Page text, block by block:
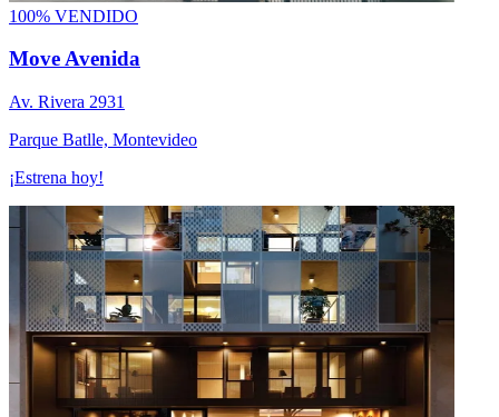
100% VENDIDO
Move Avenida
Av. Rivera 2931
Parque Batlle, Montevideo
¡Estrena hoy!